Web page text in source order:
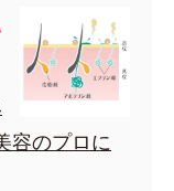
容のプロに